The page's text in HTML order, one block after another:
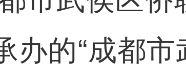
办的“成都市